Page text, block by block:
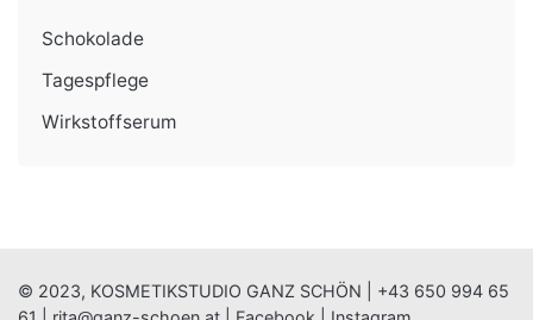
Schokolade
Tagespflege
Wirkstoffserum
© 2023, KOSMETIKSTUDIO GANZ SCHÖN | +43 650 994 65